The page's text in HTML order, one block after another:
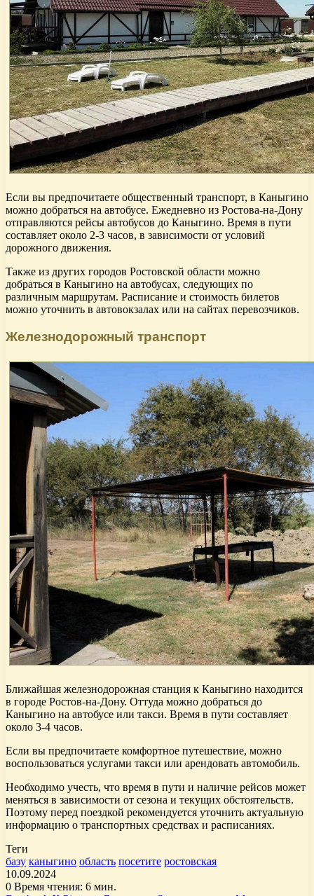
Если вы предпочитаете общественный транспорт, в Каныгино
можно добраться на автобусе. Ежедневно из Ростова-на-Дону
отправляются рейсы автобусов до Каныгино. Время в пути
составляет около 2-3 часов, в зависимости от условий
дорожного движения.
Также из других городов Ростовской области можно
добраться в Каныгино на автобусах, следующих по
различным маршрутам. Расписание и стоимость билетов
можно уточнить в автовокзалах или на сайтах перевозчиков.
Железнодорожный транспорт
Ближайшая железнодорожная станция к Каныгино находится
в городе Ростов-на-Дону. Оттуда можно добраться до
Каныгино на автобусе или такси. Время в пути составляет
около 3-4 часов.
Если вы предпочитаете комфортное путешествие, можно
воспользоваться услугами такси или арендовать автомобиль.
Необходимо учесть, что время в пути и наличие рейсов может
меняться в зависимости от сезона и текущих обстоятельств.
Поэтому перед поездкой рекомендуется уточнить актуальную
информацию о транспортных средствах и расписаниях.
Теги
базу каныгино область посетите ростовская
10.09.2024
0 Время чтения: 6 мин.